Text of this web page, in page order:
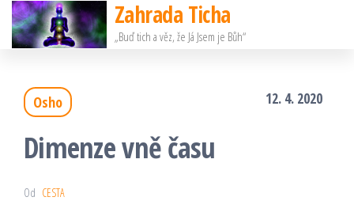
Přeskočit
na
Zahrada Ticha
„Buď tich a věz, že Já Jsem je Bůh“
Osho 12. 4. 2020
Dimenze vně času
Od CESTA